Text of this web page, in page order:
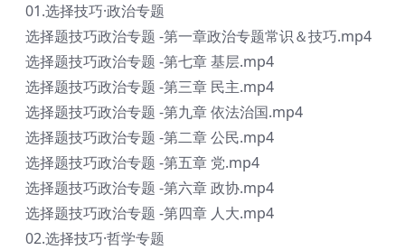
01.选择技巧·政治专题
选择题技巧政治专题 -第一章政治专题常识＆技巧.mp4
选择题技巧政治专题 -第七章 基层.mp4
选择题技巧政治专题 -第三章 民主.mp4
选择题技巧政治专题 -第九章 依法治国.mp4
选择题技巧政治专题 -第二章 公民.mp4
选择题技巧政治专题 -第五章 党.mp4
选择题技巧政治专题 -第六章 政协.mp4
选择题技巧政治专题 -第四章 人大.mp4
02.选择技巧·哲学专题